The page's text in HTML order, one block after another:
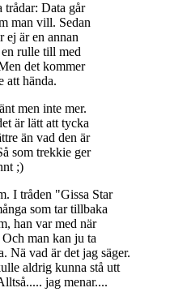
trådar: Data går
man vill. Sedan
ej är en annan
en rulle till med
det kommer
att hända.
men inte mer.
är lätt att tycka
än vad den är
som trekkie ger
;)
I tråden "Gissa Star
som tar tillbaka
han var med när
man kan ju ta
Nä vad är det jag säger.
aldrig kunna stå utt
jag menar....